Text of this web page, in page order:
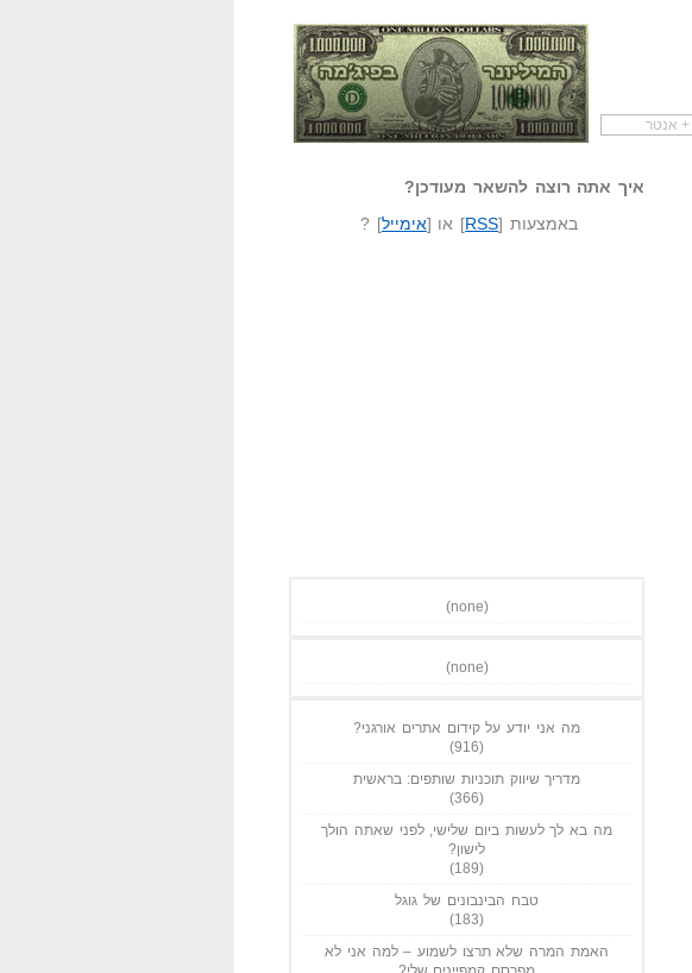
שאל שאלה המיליונר בפיג'מה שיווק שותפיםאיך אתה רוצה להשאר מעודכן?
באמצעות [RSS] או [אימייל] ?
(none)
(none)
מה אני יודע על קידום אתרים אורגני?
(916)
מדריך שיווק תוכניות שותפים: בראשית
(366)
מה בא לך לעשות ביום שלישי, לפני שאתה הולך
לישון?
(189)
טבח הבינבונים של גוגל
(183)
האמת המרה שלא תרצו לשמוע – למה אני לא